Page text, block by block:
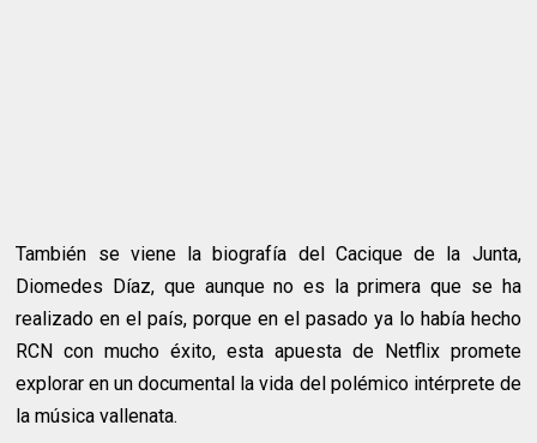
También se viene la biografía del Cacique de la Junta,
Diomedes Díaz, que aunque no es la primera que se ha
realizado en el país, porque en el pasado ya lo había hecho
RCN con mucho éxito, esta apuesta de Netflix promete
explorar en un documental la vida del polémico intérprete de
la música vallenata.